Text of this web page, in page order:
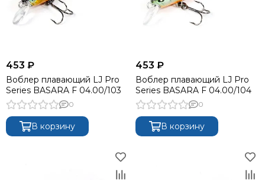
453 ₽
Воблер плавающий LJ Pro
Series BASARA F 04.00/103
0
В корзину
453 ₽
Воблер плавающий LJ Pro
Series BASARA F 04.00/104
0
В корзину